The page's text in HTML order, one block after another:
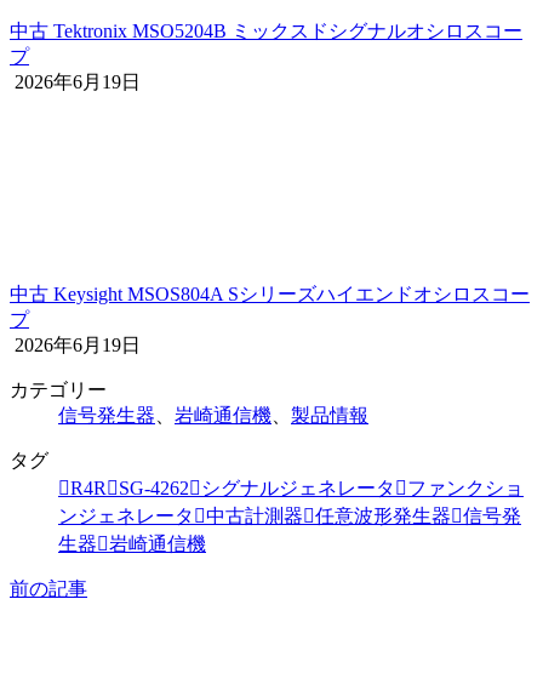
中古 Tektronix MSO5204B ミックスドシグナルオシロスコー
プ
2026年6月19日
中古 Keysight MSOS804A Sシリーズハイエンドオシロスコー
プ
2026年6月19日
カテゴリー
信号発生器
岩崎通信機 製品情報
タグ
R4R
SG-4262 シグナルジェネレータ
ファンクショ
ンジェネレータ
中古計測器 任意波形発生器
信号発
生器
岩崎通信機
前の記事